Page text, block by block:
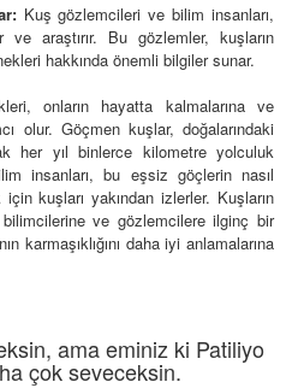
Kuş gözlemcileri ve bilim insanları,
ve araştırır. Bu gözlemler, kuşların
hakkında önemli bilgiler sunar.
onların hayatta kalmalarına ve
olur. Göçmen kuşlar, doğalarındaki
her yıl binlerce kilometre yolculuk
insanları, bu eşsiz göçlerin nasıl
kuşları yakından izlerler. Kuşların
ve gözlemcilere ilginç bir
karmaşıklığını daha iyi anlamalarına
ama eminiz ki Patiliyo
çok seveceksin.